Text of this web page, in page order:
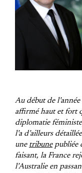
Au début de
affirmé haut et fort
diplomatie
l’a d’ailleurs
une tribunepubliée
faisant, la France
l’Australie en